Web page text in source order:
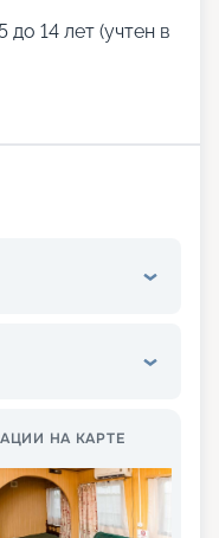
14 лет (учтен в
НА КАРТЕ